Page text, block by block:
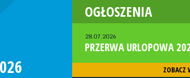
OGŁOSZENIA
28.07.2026
PRZERWA URLOPOWA
ZOBACZ